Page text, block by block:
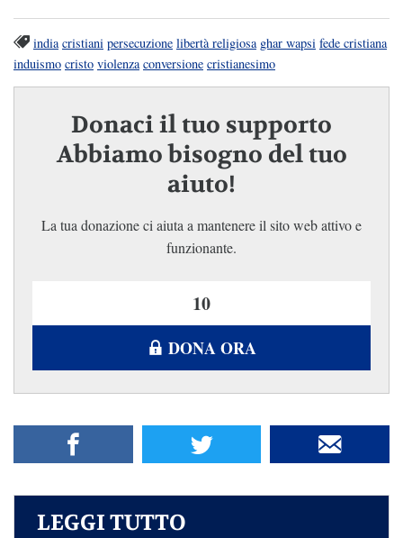
india cristiani persecuzione libertà religiosa ghar wapsi fede cristiana
induismo cristo violenza conversione cristianesimo
Donaci il tuo supporto
Abbiamo bisogno del tuo
aiuto!
La tua donazione ci aiuta a mantenere il sito web attivo e
funzionante.
DONA ORA
LEGGI TUTTO